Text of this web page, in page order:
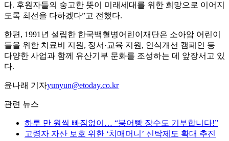
다. 후원자들의 숭고한 뜻이 미래세대를 위한 희망으로 이어지
도록 최선을 다하겠다”고 전했다.
한편, 1991년 설립한 한국백혈병어린이재단은 소아암 어린이
들을 위한 치료비 지원, 정서·교육 지원, 인식개선 캠페인 등
다양한 사업과 함께 유산기부 문화를 조성하는 데 앞장서고 있
다.
윤나래 기자yunyun@etoday.co.kr
관련 뉴스
하루 만 원씩 빠짐없이… “붕어빵 장수도 기부합니다!”
고령자 자산 보호 위한 ‘치매머니’ 신탁제도 확대 추진